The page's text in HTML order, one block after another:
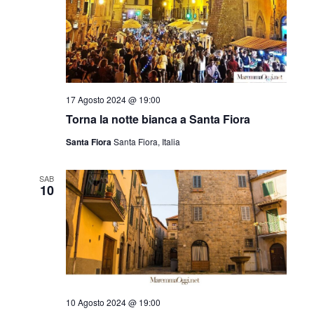
Torna la notte bianca a Santa Fiora
17 Agosto 2024 @ 19:00
Santa FioraSanta Fiora, Italia
SAB
10
10 Agosto 2024 @ 19:00